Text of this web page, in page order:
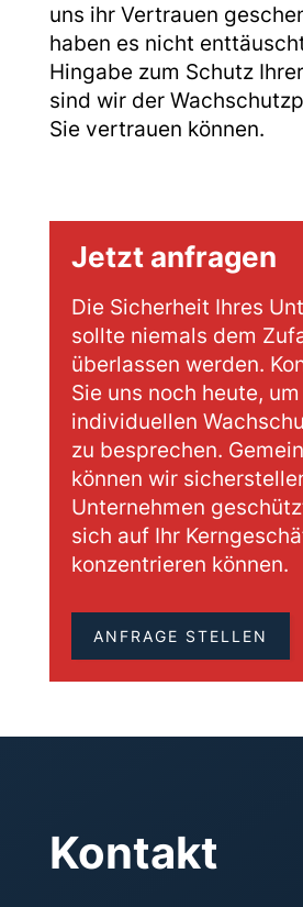
uns ihr Vertrauen
haben es nicht
Hingabe zum Schutz
sind wir der
Sie vertrauen können.
Jetzt anfragen
Die Sicherheit Ihres
sollte niemals dem
überlassen werden.
Sie uns noch heute,
individuellen
zu besprechen.
können wir
Unternehmen
sich auf Ihr
konzentrieren können.
ANFRAGE STELLEN
Kontakt